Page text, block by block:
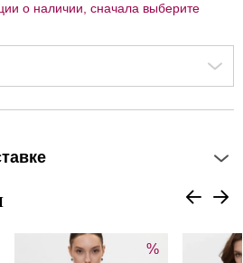
о наличии, сначала выберите
%